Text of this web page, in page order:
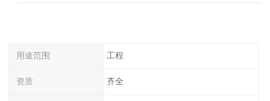
用途范围 工程
资质 齐全